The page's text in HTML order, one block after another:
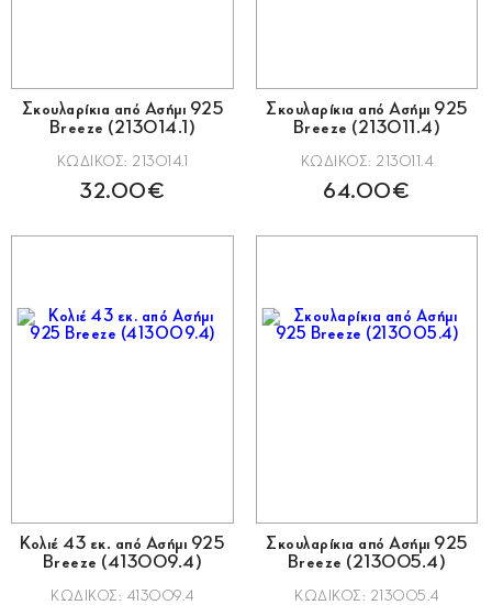
Σκουλαρίκια από Ασήμι 925
Breeze (213014.1)
ΚΩΔΙΚΟΣ: 213014.1
32.00€
Σκουλαρίκια από Ασήμι 925
Breeze (213011.4)
ΚΩΔΙΚΟΣ: 213011.4
64.00€
Κολιέ 43 εκ. από Ασήμι 925
Breeze (413009.4)
ΚΩΔΙΚΟΣ: 413009.4
Σκουλαρίκια από Ασήμι 925
Breeze (213005.4)
ΚΩΔΙΚΟΣ: 213005.4